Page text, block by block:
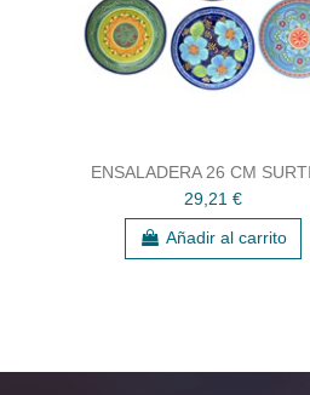
ENSALADERA 26 CM
29,21 €
Añadir al carrito